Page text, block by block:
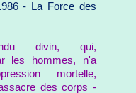
- La Force des
divin, qui,
les hommes, n'a
mortelle,
des corps -